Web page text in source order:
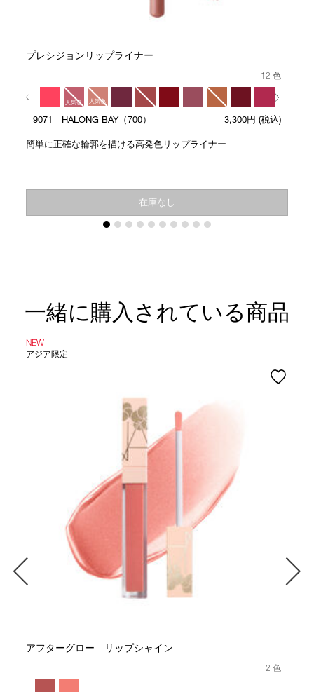
プレシジョンリップライナー
12 色
人気色 人気色
9071 HALONG BAY（700） 3,300円 (税込)
簡単に正確な輪郭を描ける高発色リップライナー
在庫なし
一緒に購入されている商品
NEW
アジア限定
アフターグロー リップシャイン
2 色